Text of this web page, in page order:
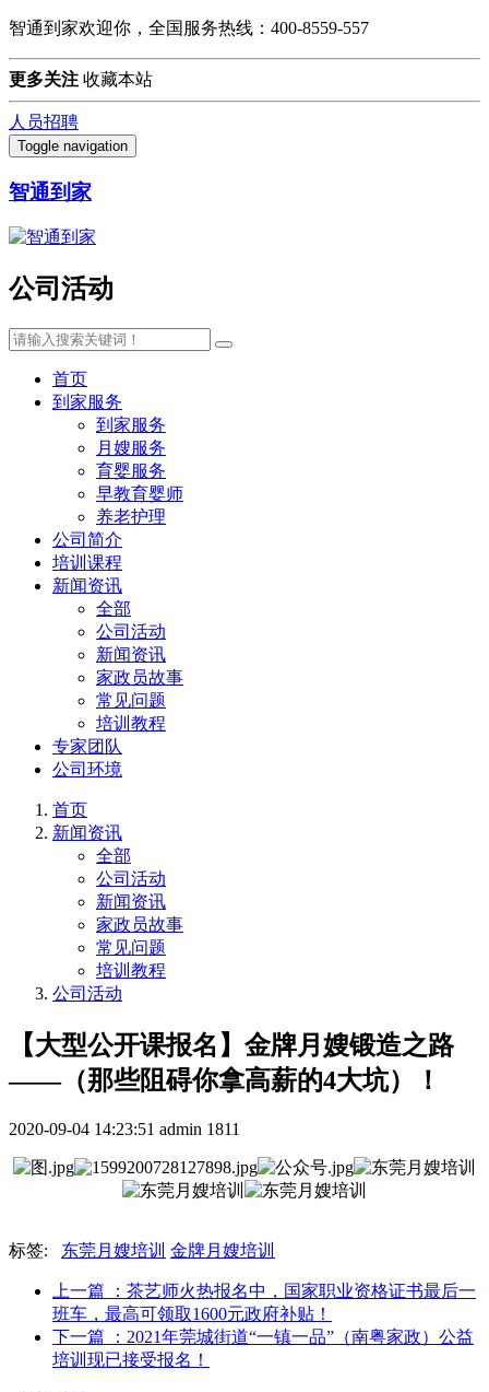
智通到家欢迎你，全国服务热线：400-8559-557
更多关注 收藏本站
人员招聘
Toggle navigation
智通到家
公司活动
首页
到家服务
到家服务
月嫂服务
育婴服务
早教育婴师
养老护理
公司简介
培训课程
新闻资讯
全部
公司活动
新闻资讯
家政员故事
常见问题
培训教程
专家团队
公司环境
首页
新闻资讯
全部
公司活动
新闻资讯
家政员故事
常见问题
培训教程
公司活动
【大型公开课报名】金牌月嫂锻造之路
——（那些阻碍你拿高薪的4大坑）！
2020-09-04 14:23:51 admin 1811
标签: 东莞月嫂培训 金牌月嫂培训
上一篇
：茶艺师火热报名中，国家职业资格证书最后一
班车，最高可领取1600元政府补贴！
下一篇
：2021年莞城街道“一镇一品”（南粤家政）公益
培训现已接受报名！